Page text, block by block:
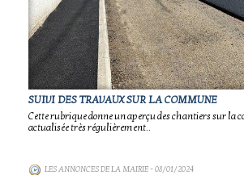
SUIVI DES TRAVAUX SUR LA COMMUNE
Cette rubrique donne un aperçu des chantiers sur la
actualisée très régulièrement..
LES ANNONCES DE LA MAIRIE- 08/01/2024